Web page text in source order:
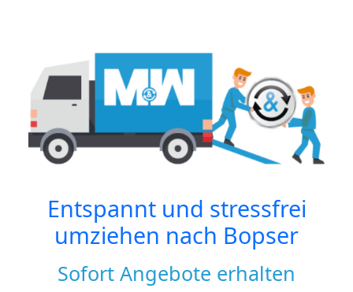
Entspannt und stressfrei
umziehen nach Bopser
Sofort Angebote erhalten